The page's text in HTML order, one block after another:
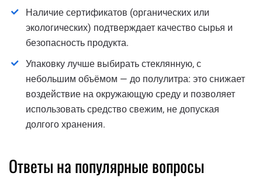
Наличие сертификатов (органических или
экологических) подтверждает качество сырья и
безопасность продукта.
Упаковку лучше выбирать стеклянную, с
небольшим объёмом — до полулитра: это снижает
воздействие на окружающую среду и позволяет
использовать средство свежим, не допуская
долгого хранения.
Ответы на популярные вопросы